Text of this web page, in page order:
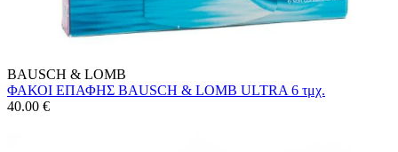
BAUSCH & LOMB
ΦΑΚΟΙ ΕΠΑΦΗΣ BAUSCH & LOMB ULTRA 6 τμχ.
40.00 €